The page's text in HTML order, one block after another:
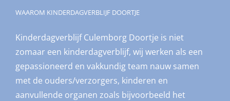
WAAROM KINDERDAGVERBLIJF DOORTJE
Kinderdagverblijf Culemborg Doortje is niet
zomaar een kinderdagverblijf, wij werken als een
gepassioneerd en vakkundig team nauw samen
met de ouders/verzorgers, kinderen en
aanvullende organen zoals bijvoorbeeld het